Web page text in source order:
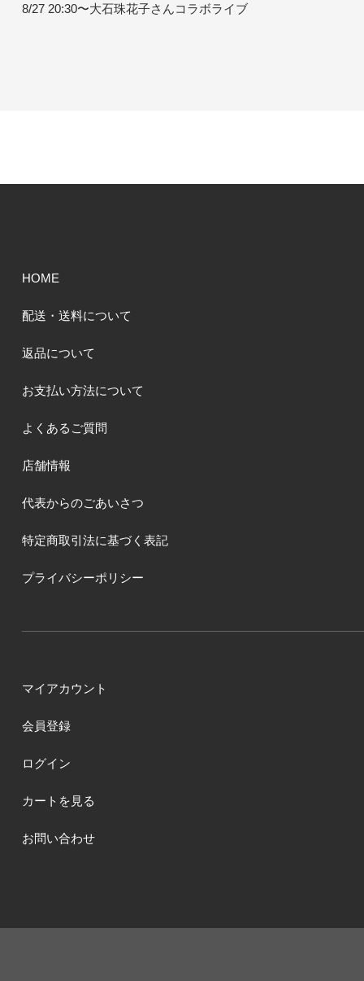
8/27 20:30〜大石珠花子さんコラボライブ
HOME
配送・送料について
返品について
お支払い方法について
よくあるご質問
店舗情報
代表からのごあいさつ
特定商取引法に基づく表記
プライバシーポリシー
マイアカウント
会員登録
ログイン
カートを見る
お問い合わせ